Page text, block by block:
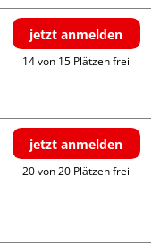
jetzt anmelden
14 von 15 Plätzen frei
jetzt anmelden
20 von 20 Plätzen frei